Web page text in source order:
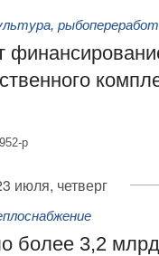
р
июля, четверг
более 3,2